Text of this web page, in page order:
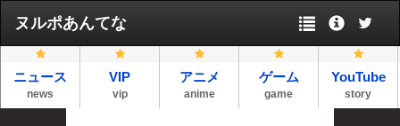
ヌルポあんてな
ニュース
news
VIP
vip
アニメ
anime
ゲーム
game
YouTube
story